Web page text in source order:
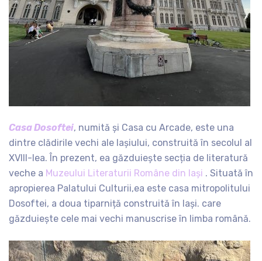
Casa Dosoftei, numită și Casa cu Arcade, este una
dintre clădirile vechi ale Iașiului, construită în secolul al
XVIII-lea. În prezent, ea găzduiește secția de literatură
veche a Muzeului Literaturii Române din Iași . Situată în
apropierea Palatului Culturii,ea este casa mitropolitului
Dosoftei, a doua tiparniță construită în Iași. care
găzduiește cele mai vechi manuscrise în limba română.